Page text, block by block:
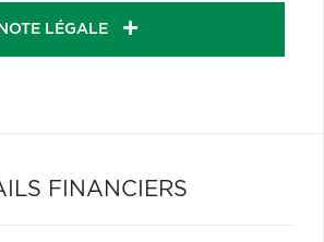
NOTE LÉGALE
FINANCIERS